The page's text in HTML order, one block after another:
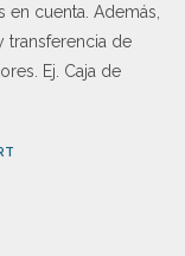
cuenta. Además,
transferencia de
Ej. Caja de